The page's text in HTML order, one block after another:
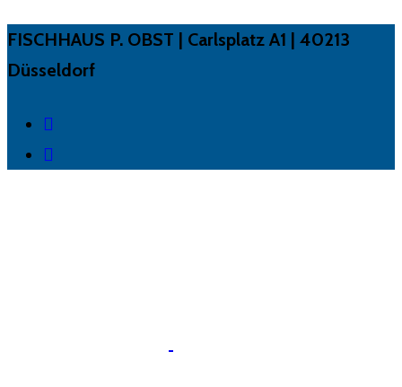
FISCHHAUS P. OBST | Carlsplatz A1 | 40213
Düsseldorf